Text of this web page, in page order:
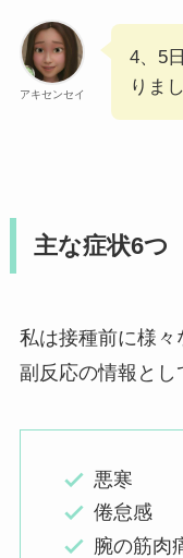
アキセンセイ
4、5
りま
主な症状6つ
私は接種前に様々
副反応の情報とし
悪寒
倦怠感
腕の筋肉